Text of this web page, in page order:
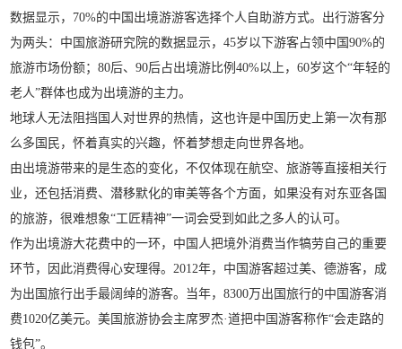
数据显示，70%的中国出境游游客选择个人自助游方式。出行游客分
为两头：中国旅游研究院的数据显示，45岁以下游客占领中国90%的
旅游市场份额；80后、90后占出境游比例40%以上，60岁这个“年轻的
老人”群体也成为出境游的主力。
地球人无法阻挡国人对世界的热情，这也许是中国历史上第一次有那
么多国民，怀着真实的兴趣，怀着梦想走向世界各地。
由出境游带来的是生态的变化，不仅体现在航空、旅游等直接相关行
业，还包括消费、潜移默化的审美等各个方面，如果没有对东亚各国
的旅游，很难想象“工匠精神”一词会受到如此之多人的认可。
作为出境游大花费中的一环，中国人把境外消费当作犒劳自己的重要
环节，因此消费得心安理得。2012年，中国游客超过美、德游客，成
为出国旅行出手最阔绰的游客。当年，8300万出国旅行的中国游客消
费1020亿美元。美国旅游协会主席罗杰·道把中国游客称作“会走路的
钱包”。